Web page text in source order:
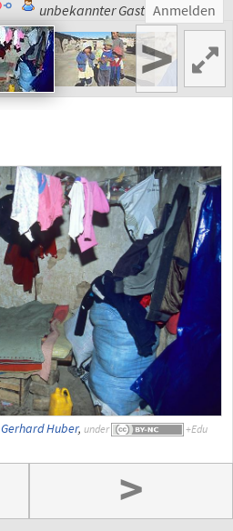
unbekannter Gast Anmelden
>
Gerhard Huber, under
>